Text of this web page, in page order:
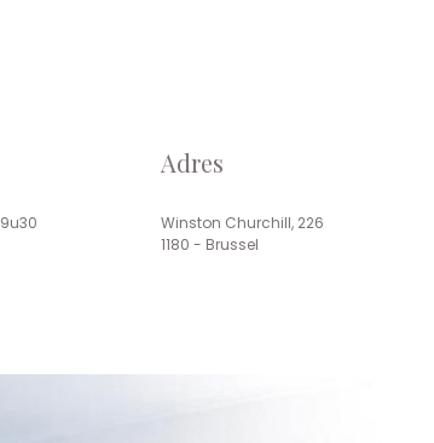
Adres
Winston Churchill, 226
1180 - Brussel